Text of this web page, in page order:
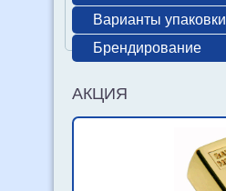
Варианты упаковки
Брендирование
АКЦИЯ